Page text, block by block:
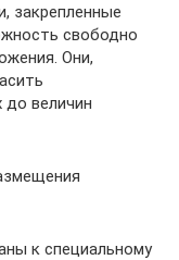
закрепленные
свободно
Они,
до величин
к специальному